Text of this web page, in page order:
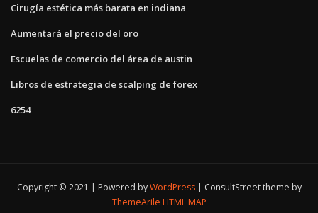
Cirugía estética más barata en indiana
Aumentará el precio del oro
Escuelas de comercio del área de austin
Libros de estrategia de scalping de forex
6254
Copyright © 2021 | Powered byWordPress
ConsultStreet theme by
ThemeArile HTML MAP